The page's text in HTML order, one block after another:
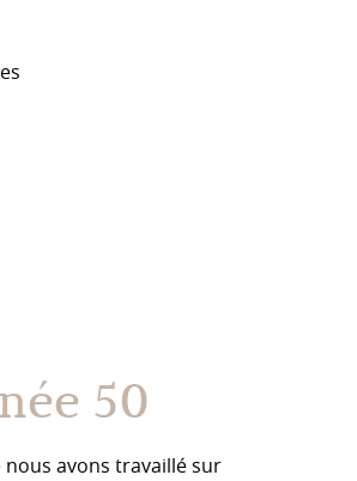
50
nous avons travaillé sur